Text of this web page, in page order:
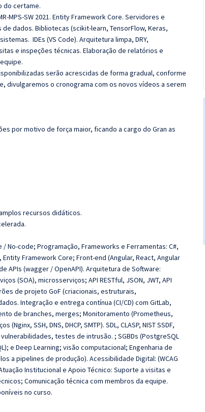
do certame.
MPS-SW 2021. Entity Framework Core. Servidores e
de dados. Bibliotecas (scikit-learn, TensorFlow, Keras,
IDEs (VS Code). Arquitetura limpa, DRY,
visitas e inspeções técnicas. Elaboração de relatórios e
serão acrescidas de forma gradual, conforme
divulgaremos o cronograma com os novos vídeos a serem
por motivo de força maior, ficando a cargo do Gran as
recursos didáticos.
No-code; Programação, Frameworks e Ferramentas: C#,
Entity Framework Core; Front-end (Angular, React, Angular
APIs (wagger / OpenAPI). Arquitetura de Software:
(SOA), microsserviços; API RESTful, JSON, JWT, API
de projeto GoF (criacionais, estruturais,
Integração e entrega contínua (CI/CD) com GitLab,
de branches, merges; Monitoramento (Prometheus,
SSH, DNS, DHCP, SMTP). SDL, CLASP, NIST SSDF,
testes de intrusão. ; SGBDs (PostgreSQL
e Deep Learning; visão computacional; Engenharia de
a pipelines de produção). Acessibilidade Digital: (WCAG
Institucional e Apoio Técnico: Suporte a visitas e
Comunicação técnica com membros da equipe.
no curso.